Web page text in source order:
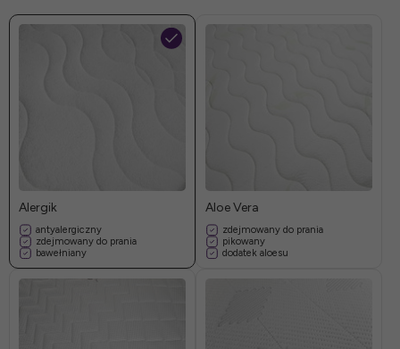
Alergik
antyalergiczny
zdejmowany do prania
bawełniany
Aloe Vera
zdejmowany do prania
pikowany
dodatek aloesu